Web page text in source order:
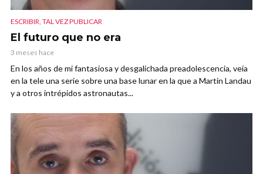
ESCRIBIR, TAL VEZ PUBLICAR
El futuro que no era
3 meses hace
En los años de mi fantasiosa y desgalichada preadolescencia, veía
en la tele una serie sobre una base lunar en la que a Martin Landau
y a otros intrépidos astronautas...